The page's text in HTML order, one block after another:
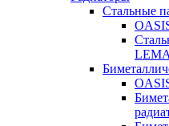
Стальные